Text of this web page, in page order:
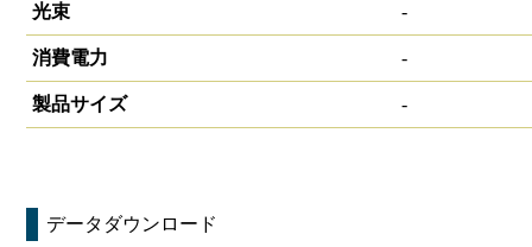
光束 -
消費電力 -
製品サイズ -
データダウンロード